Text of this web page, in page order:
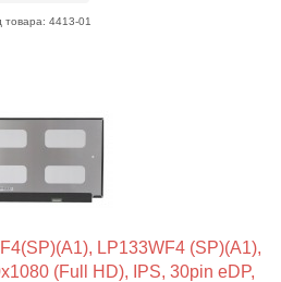
товара: 4413-01
LP133WF4 (SP)(A1),
(Full HD), IPS, 30pin eDP,